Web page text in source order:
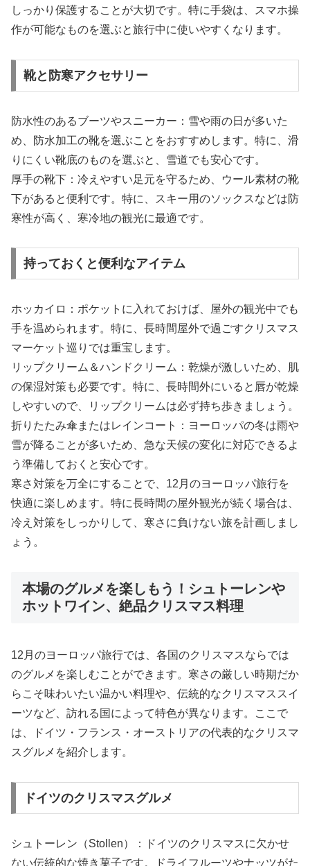
しっかり保護することが大切です。特に手袋は、スマホ操
作が可能なものを選ぶと旅行中に使いやすくなります。
靴と防寒アクセサリー
防水性のあるブーツやスニーカー：雪や雨の日が多いた
め、防水加工の靴を選ぶことをおすすめします。特に、滑
りにくい靴底のものを選ぶと、雪道でも安心です。
厚手の靴下：冷えやすい足元を守るため、ウール素材の靴
下があると便利です。特に、スキー用のソックスなどは防
寒性が高く、寒冷地の観光に最適です。
持っておくと便利なアイテム
ホッカイロ：ポケットに入れておけば、屋外の観光中でも
手を温められます。特に、長時間屋外で過ごすクリスマス
マーケット巡りでは重宝します。
リップクリーム＆ハンドクリーム：乾燥が激しいため、肌
の保湿対策も必要です。特に、長時間外にいると唇が乾燥
しやすいので、リップクリームは必ず持ち歩きましょう。
折りたたみ傘またはレインコート：ヨーロッパの冬は雨や
雪が降ることが多いため、急な天候の変化に対応できるよ
う準備しておくと安心です。
寒さ対策を万全にすることで、12月のヨーロッパ旅行を
快適に楽しめます。特に長時間の屋外観光が続く場合は、
冷え対策をしっかりして、寒さに負けない旅を計画しまし
ょう。
本場のグルメを楽しもう！シュトーレンや
ホットワイン、絶品クリスマス料理
12月のヨーロッパ旅行では、各国のクリスマスならでは
のグルメを楽しむことができます。寒さの厳しい時期だか
らこそ味わいたい温かい料理や、伝統的なクリスマススイ
ーツなど、訪れる国によって特色が異なります。ここで
は、ドイツ・フランス・オーストリアの代表的なクリスマ
スグルメを紹介します。
ドイツのクリスマスグルメ
シュトーレン（Stollen）：ドイツのクリスマスに欠かせ
ない伝統的な焼き菓子です。ドライフルーツやナッツがた